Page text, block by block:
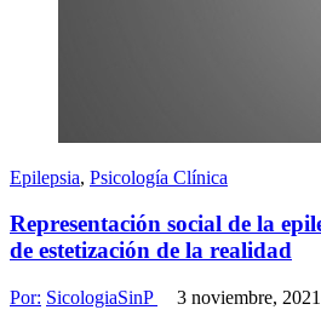
Epilepsia, Psicología Clínica
Representación social de la
de estetización de la realidad
Por: SicologiaSinP 3 noviembre, 2021